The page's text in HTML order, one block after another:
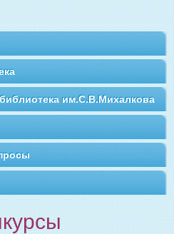
им.С.В.Михалкова